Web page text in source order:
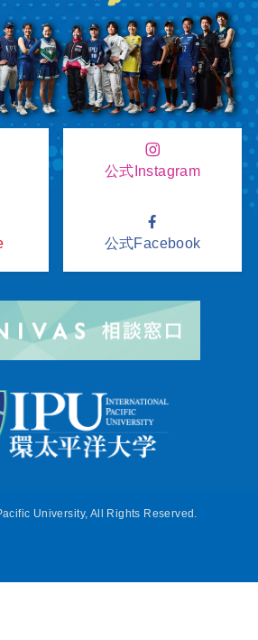
公式Instagram
公式Facebook
University, All Rights Reserved.